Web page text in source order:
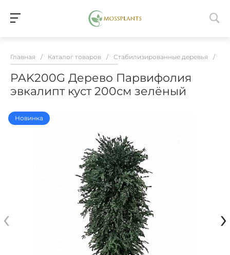
Главная / Каталог товаров / Стабилизированные деревья /
PAK200G Дерево Парвифолия
эвкалипт куст 200см зелёный
Новинка
‹ ›